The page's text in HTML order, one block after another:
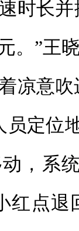
时长
。”王
凉意
定位
，系
红点退